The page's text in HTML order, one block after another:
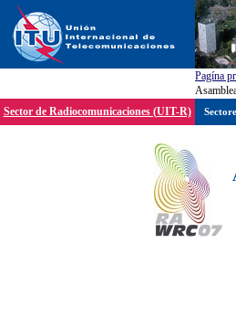
Pagína
Sector de Radiocomunicaciones (UIT-R)